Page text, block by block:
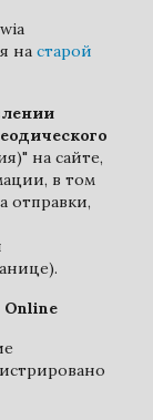
на старой
на сайте,
в том
отправки,
Online